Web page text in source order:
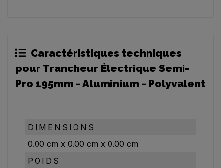
Caractéristiques techniques
pour Trancheur Électrique Semi-
Pro 195mm - Aluminium - Polyvalent
DIMENSIONS
0.00 cm x 0.00 cm x 0.00 cm
POIDS